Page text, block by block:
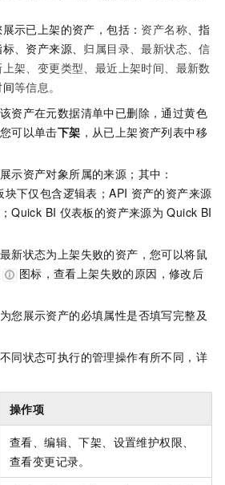
示已上架的资产，包括： 资产名称、指
、资产来源、 归属目录、最新状态、信
架、变更类型、最近上架时间、最新数
间等信息。
该资产在元数据清单中已删除，通过黄色
可以单击下架 ，从已上架资产列表中移
示资产对象所属的来源；其中：
块下仅包含逻辑表；API 资产的资产来源
Quick BI 仪表板的资产来源为 Quick BI
最新状态为上架失败的资产，您可以将鼠
图标，查看上架失败的原因，修改后
为您展示资产的必填属性是否填写完整及
不同状态可执行的管理操作有所不同，详
操作项
查看、编辑、下架、设置维护权限、
查看变更记录。